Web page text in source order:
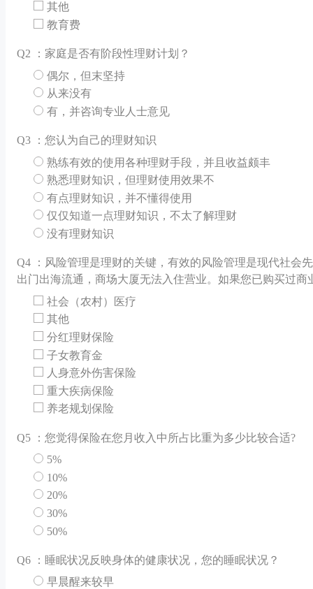
其他
教育费
Q2 ：家庭是否有阶段性理财计划？
偶尔，但末坚持
从来没有
有，并咨询专业人士意见
Q3 ：您认为自己的理财知识
熟练有效的使用各种理财手段，并且收益颇丰
熟悉理财知识，但理财使用效果不
有点理财知识，并不懂得使用
仅仅知道一点理财知识，不太了解理财
没有理财知识
Q4 ：风险管理是理财的关键，有效的风险管理是现代社会
出门出海流通，商场大厦无法入住营业。如果您已购买过商
社会（农村）医疗
其他
分红理财保险
子女教育金
人身意外伤害保险
重大疾病保险
养老规划保险
Q5 ：您觉得保险在您月收入中所占比重为多少比较合适?
5%
10%
20%
30%
50%
Q6 ：睡眠状况反映身体的健康状况，您的睡眠状况？
早晨醒来较早